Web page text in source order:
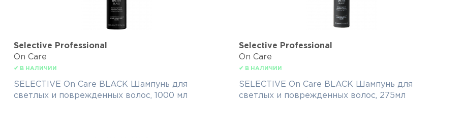
Selective Professional
On Care
✔ В НАЛИЧИИ
SELECTIVE On Care BLACK Шампунь для
светлых и поврежденных волос, 1000 мл
Selective Professional
On Care
✔ В НАЛИЧИИ
SELECTIVE On Care BLACK Шампунь для
светлых и поврежденных волос, 275мл